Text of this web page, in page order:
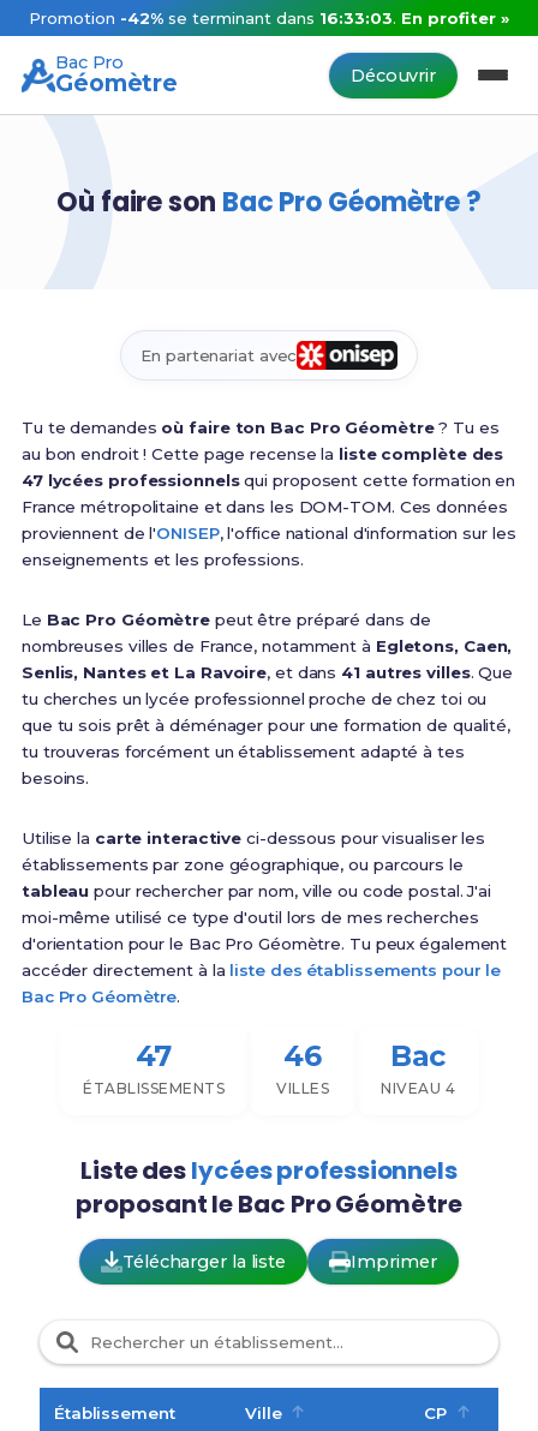
Promotion -42% se terminant dans 16:33:02. En profiter »
Bac Pro
Géomètre Découvrir
Où faire son Bac Pro Géomètre ?
En partenariat avec
Tu te demandes où faire ton Bac Pro Géomètre? Tu es
au bon endroit ! Cette page recense la liste complète des
47 lycées professionnelsqui proposent cette formation en
France métropolitaine et dans les DOM-TOM. Ces données
proviennent de l'ONISEP, l'office national d'information sur les
enseignements et les professions.
Le Bac Pro Géomètre peut être préparé dans de
nombreuses villes de France, notamment à Egletons, Caen,
Senlis, Nantes et La Ravoire, et dans 41 autres villes. Que
tu cherches un lycée professionnel proche de chez toi ou
que tu sois prêt à déménager pour une formation de qualité,
tu trouveras forcément un établissement adapté à tes
besoins.
Utilise la carte interactive ci-dessous pour visualiser les
établissements par zone géographique, ou parcours le
tableau pour rechercher par nom, ville ou code postal. J'ai
moi-même utilisé ce type d'outil lors de mes recherches
d'orientation pour le Bac Pro Géomètre. Tu peux également
accéder directement à la liste des établissements pour le
Bac Pro Géomètre.
47
ÉTABLISSEMENTS
46
VILLES
Bac
NIVEAU 4
Liste deslycées professionnels
proposant le Bac Pro Géomètre
Télécharger la liste Imprimer
Établissement Ville CP